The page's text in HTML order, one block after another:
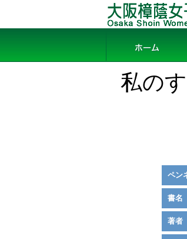
私の
ペン
書名
著者